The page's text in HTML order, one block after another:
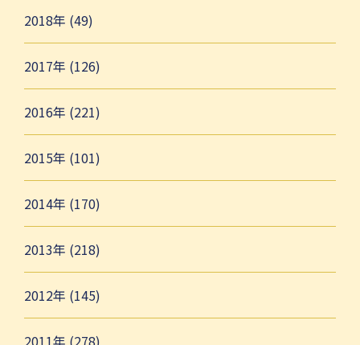
2018年 (49)
2017年 (126)
2016年 (221)
2015年 (101)
2014年 (170)
2013年 (218)
2012年 (145)
2011年 (278)